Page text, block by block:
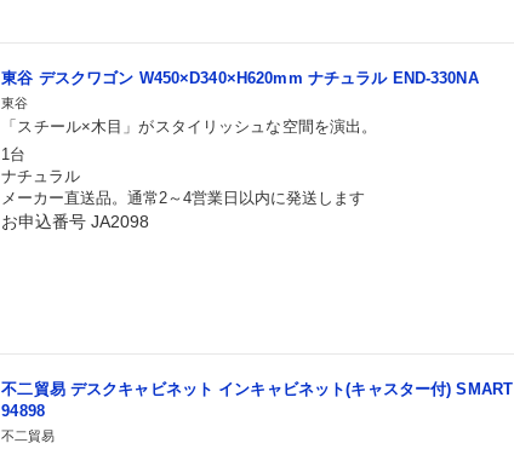
東谷 デスクワゴン W450×D340×H620mm ナチュラル END-330NA
東谷
「スチール×木目」がスタイリッシュな空間を演出。
1台
ナチュラル
メーカー直送品。通常2～4営業日以内に発送します
お申込番号 JA2098
不二貿易 デスクキャビネット インキャビネット(キャスター付) SMART
94898
不二貿易